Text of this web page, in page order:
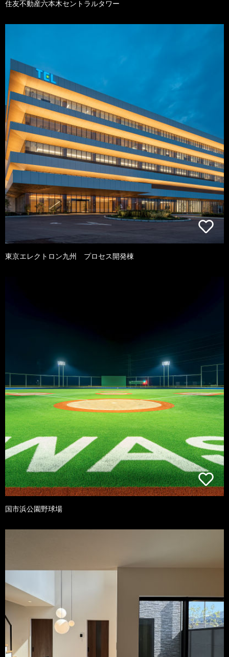
住友不動産六本木セントラルタワー
東京エレクトロン九州 プロセス開発棟
国市浜公園野球場